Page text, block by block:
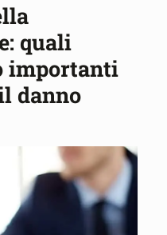
quali
importanti
danno